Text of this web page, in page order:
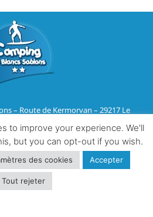
– Route de Kermorvan – 29217 Le
98 36 07 91–Email
RGPD
to improve your experience. We'll
but you can opt-out if you wish.
des cookies Accepter
Tout rejeter